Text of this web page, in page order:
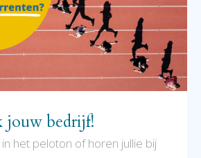
jouw bedrijf!
het peloton of horen jullie bij